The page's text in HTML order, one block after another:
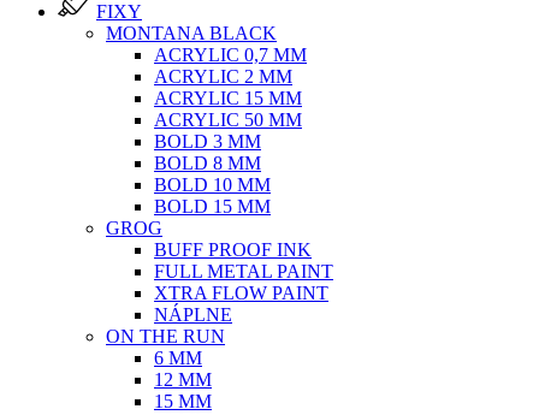
FIXY
MONTANA BLACK
ACRYLIC 0,7 MM
ACRYLIC 2 MM
ACRYLIC 15 MM
ACRYLIC 50 MM
BOLD 3 MM
BOLD 8 MM
BOLD 10 MM
BOLD 15 MM
GROG
BUFF PROOF INK
FULL METAL PAINT
XTRA FLOW PAINT
NÁPLNE
ON THE RUN
6 MM
12 MM
15 MM